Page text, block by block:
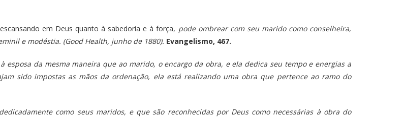
em Deus quanto à sabedoria e à força, pode ombrear com seu marido como conselheira,
e modéstia. (Good Health, junho de 1880). Evangelismo, 467.
esposa da mesma maneira que ao marido, o encargo da obra, e ela dedica seu tempo e energias a
sido impostas as mãos da ordenação, ela está realizando uma obra que pertence ao ramo do
como seus maridos, e que são reconhecidas por Deus como necessárias à obra do